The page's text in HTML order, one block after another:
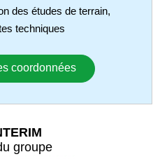
des études de terrain,
techniques
coordonnées
groupe